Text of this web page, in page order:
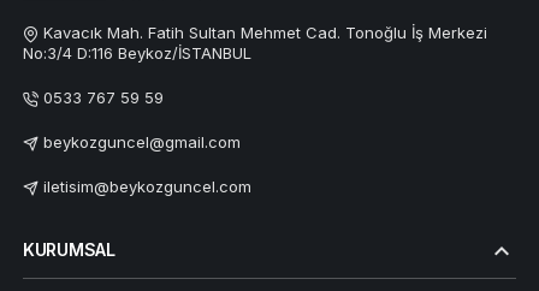
Kavacık Mah. Fatih Sultan Mehmet Cad. Tonoğlu İş Merkezi
No:3/4 D:116 Beykoz/İSTANBUL
0533 767 59 59
beykozguncel@gmail.com
iletisim@beykozguncel.com
KURUMSAL